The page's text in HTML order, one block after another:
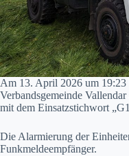
Am 13. April 2026 um
Verbandsgemeinde
mit dem Einsatzstichwort
Die Alarmierung der
Funkmeldeempfänger.